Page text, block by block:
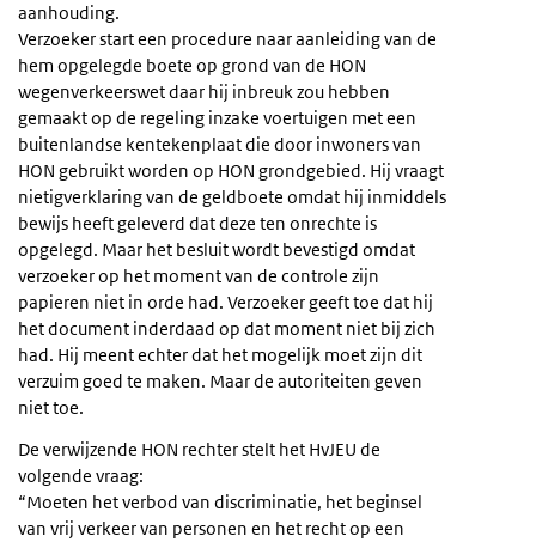
aanhouding.
Verzoeker start een procedure naar aanleiding van de
hem opgelegde boete op grond van de HON
wegenverkeerswet daar hij inbreuk zou hebben
gemaakt op de regeling inzake voertuigen met een
buitenlandse kentekenplaat die door inwoners van
HON gebruikt worden op HON grondgebied. Hij vraagt
nietigverklaring van de geldboete omdat hij inmiddels
bewijs heeft geleverd dat deze ten onrechte is
opgelegd. Maar het besluit wordt bevestigd omdat
verzoeker op het moment van de controle zijn
papieren niet in orde had. Verzoeker geeft toe dat hij
het document inderdaad op dat moment niet bij zich
had. Hij meent echter dat het mogelijk moet zijn dit
verzuim goed te maken. Maar de autoriteiten geven
niet toe.
De verwijzende HON rechter stelt het HvJEU de
volgende vraag:
“Moeten het verbod van discriminatie, het beginsel
van vrij verkeer van personen en het recht op een